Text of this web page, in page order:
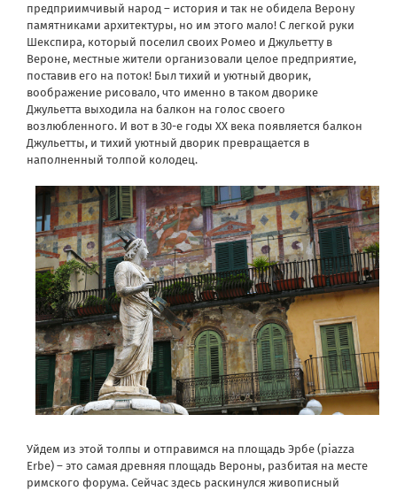
предприимчивый народ – история и так не обидела Верону
памятниками архитектуры, но им этого мало! С легкой руки
Шекспира, который поселил своих Ромео и Джульетту в
Вероне, местные жители организовали целое предприятие,
поставив его на поток! Был тихий и уютный дворик,
воображение рисовало, что именно в таком дворике
Джульетта выходила на балкон на голос своего
возлюбленного. И вот в 30-е годы XX века появляется балкон
Джульетты, и тихий уютный дворик превращается в
наполненный толпой колодец.
Уйдем из этой толпы и отправимся на площадь Эрбе (piazza
Erbe) – это самая древняя площадь Вероны, разбитая на месте
римского форума. Сейчас здесь раскинулся живописный